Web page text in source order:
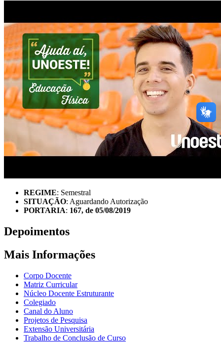
REGIME: Semestral
SITUAÇÃO: Aguardando Autorização
PORTARIA: 167, de 05/08/2019
Depoimentos
Mais Informações
Corpo Docente
Matriz Curricular
Núcleo Docente Estruturante
Colegiado
Canal do Aluno
Projetos de Pesquisa
Extensão Universitária
Trabalho de Conclusão de Curso